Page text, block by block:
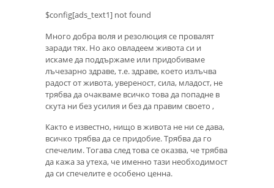
$config[ads_text1] not found
Много добра воля и резолюция се провалят
заради тях. Но ако овладеем живота си и
искаме да поддържаме или придобиваме
лъчезарно здраве, т.е. здраве, което излъчва
радост от живота, увереност, сила, младост, не
трябва да очакваме всичко това да попадне в
скута ни без усилия и без да правим своето ,
Както е известно, нищо в живота не ни се дава,
всичко трябва да се придобие. Трябва да го
спечелим. Тогава след това се оказва, че трябва
да кажа за утеха, че именно тази необходимост
да си спечелите е особено ценна.